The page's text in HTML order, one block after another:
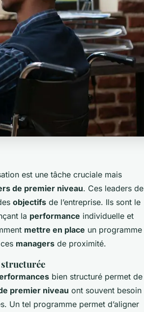
est une tâche cruciale mais
de premier niveau. Ces leaders de
objectifs de l’entreprise. Ils sont le
la performance individuelle et
mettre en place un programme
managers de proximité.
structurée
bien structuré permet de
premier niveau ont souvent besoin
Un tel programme permet d’aligner